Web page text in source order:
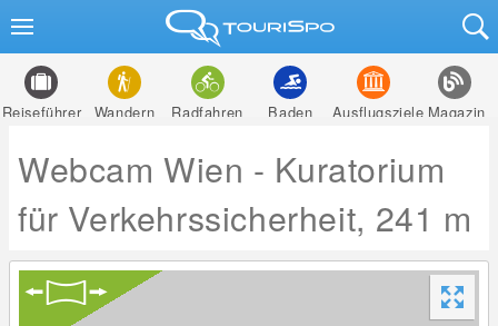
Reiseführer Wandern Radfahren Baden Ausflugsziele Magazin
Webcam Wien - Kuratorium
für Verkehrssicherheit, 241 m